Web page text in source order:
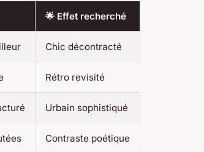
🌟 Effet recherché
Chic décontracté
Rétro revisité
Urbain sophistiqué
Contraste poétique